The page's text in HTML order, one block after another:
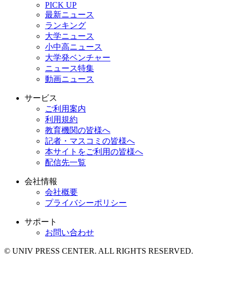
PICK UP
最新ニュース
ランキング
大学ニュース
小中高ニュース
大学発ベンチャー
ニュース特集
動画ニュース
サービス
ご利用案内
利用規約
教育機関の皆様へ
記者・マスコミの皆様へ
本サイトをご利用の皆様へ
配信先一覧
会社情報
会社概要
プライバシーポリシー
サポート
お問い合わせ
© UNIV PRESS CENTER. ALL RIGHTS RESERVED.